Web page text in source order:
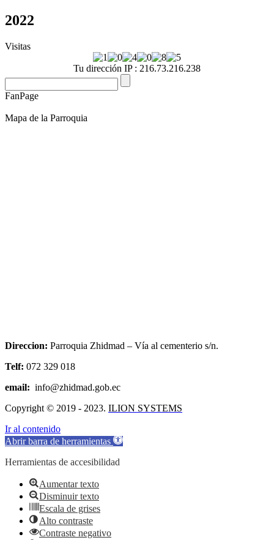
2022
Visitas
Tu dirección IP : 216.73.216.238
FanPage
Mapa de la Parroquia
Direccion: Parroquia Zhidmad – Vía al cementerio s/n.
Telf: 072 329 018
email: info@zhidmad.gob.ec
Copyright © 2019 - 2023. ILION SYSTEMS
Ir al contenido
Abrir barra de herramientas
Herramientas de accesibilidad
Aumentar texto
Disminuir texto
Escala de grises
Alto contraste
Contraste negativo